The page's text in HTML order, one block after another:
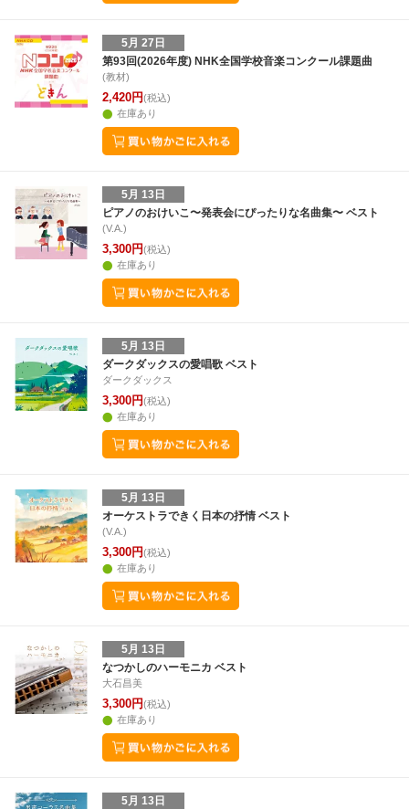
5月 27日
第93回(2026年度) NHK全国学校音楽コンクール課題曲
(教材)
2,420円(税込)
在庫あり
5月 13日
ピアノのおけいこ〜発表会にぴったりな名曲集〜 ベスト
(V.A.)
3,300円(税込)
在庫あり
5月 13日
ダークダックスの愛唱歌 ベスト
ダークダックス
3,300円(税込)
在庫あり
5月 13日
オーケストラできく日本の抒情 ベスト
(V.A.)
3,300円(税込)
在庫あり
5月 13日
なつかしのハーモニカ ベスト
大石昌美
3,300円(税込)
在庫あり
5月 13日